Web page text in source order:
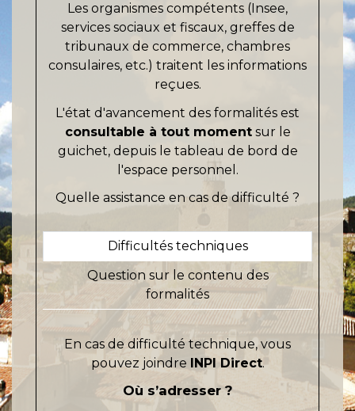
Les organismes compétents (Insee,
services sociaux et fiscaux, greffes de
tribunaux de commerce, chambres
consulaires, etc.) traitent les informations
reçues.
L'état d'avancement des formalités est
consultable à tout momentsur le
guichet, depuis le tableau de bord de
l'espace personnel.
Quelle assistance en cas de difficulté ?
Difficultés techniques
Question sur le contenu des
formalités
En cas de difficulté technique, vous
pouvez joindre
INPI Direct.
Où s’adresser ?